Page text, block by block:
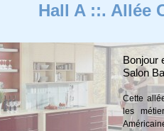
Hall A ::. Allée
Bonjour
Salon
Cette
les